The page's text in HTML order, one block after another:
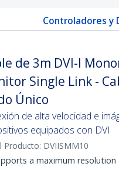
Controladores y
de 3m DVI-I
Single Link -
Único
de alta velocidad e
equipados con DVI
Producto: DVIISMM10
a maximum resolution